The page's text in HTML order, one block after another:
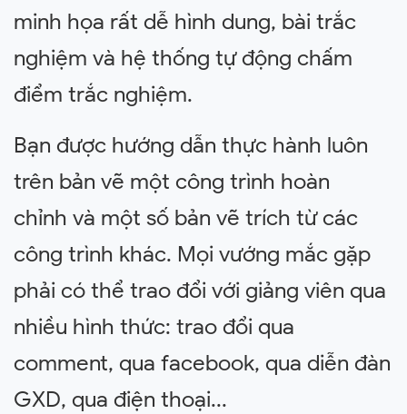
minh họa rất dễ hình dung, bài trắc
nghiệm và hệ thống tự động chấm
điểm trắc nghiệm.
Bạn được hướng dẫn thực hành luôn
trên bản vẽ một công trình hoàn
chỉnh và một số bản vẽ trích từ các
công trình khác. Mọi vướng mắc gặp
phải có thể trao đổi với giảng viên qua
nhiều hình thức: trao đổi qua
comment, qua facebook, qua diễn đàn
GXD, qua điện thoại...